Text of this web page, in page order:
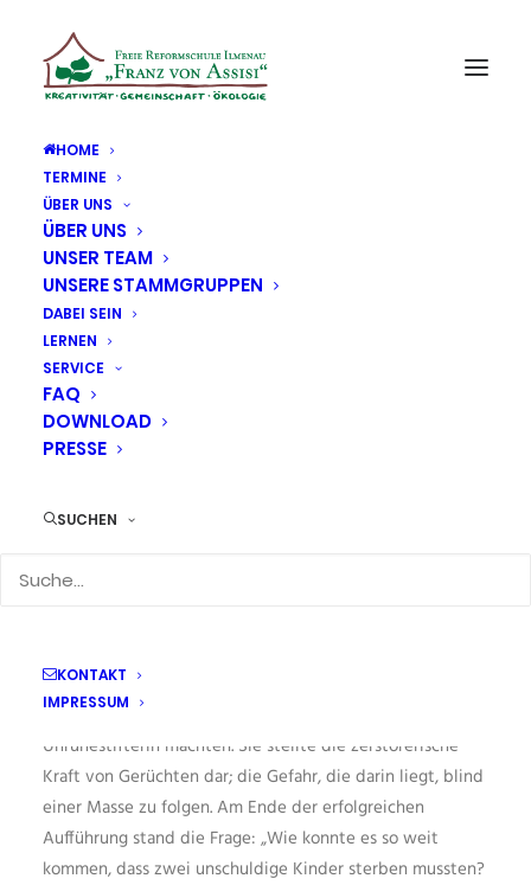
HOME
TERMINE
ÜBER UNS
ÜBER UNS
UNSER TEAM
UNSERE STAMMGRUPPEN
DABEI SEIN
LERNEN
SERVICE
FAQ
DOWNLOAD
PRESSE
SUCHEN
KONTAKT
IMPRESSUM
Medea |
Kindermörderin?
30. JANUAR 2025
Nach mehrwöchiger Ideensammlung, -umsetzung und vier
Tagen intensiver Probenzeit brachte die Oberstufe der
Januar 2025 das selbstgeschriebene Theaterstück „Medea
Die auf dem von Christa Wolf verfassten Roman
Machtgierigen Korinths aus einer selbstbewussten Frau,
einer Heilerin und liebenden Mutter eine Fremde und
Unruhestifterin machten. Sie stellte die zerstörerische
Kraft von Gerüchten dar; die Gefahr, die darin liegt, blind
einer Masse zu folgen. Am Ende der erfolgreichen
Aufführung stand die Frage: „Wie konnte es so weit
kommen, dass zwei unschuldige Kinder sterben mussten?